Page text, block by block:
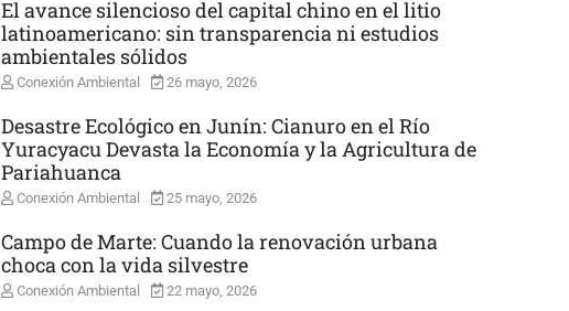
El avance silencioso del capital chino en el litio
latinoamericano: sin transparencia ni estudios
ambientales sólidos
Conexión Ambiental 26 mayo, 2026
Desastre Ecológico en Junín: Cianuro en el Río
Yuracyacu Devasta la Economía y la Agricultura de
Pariahuanca
Conexión Ambiental 25 mayo, 2026
Campo de Marte: Cuando la renovación urbana
choca con la vida silvestre
Conexión Ambiental 22 mayo, 2026